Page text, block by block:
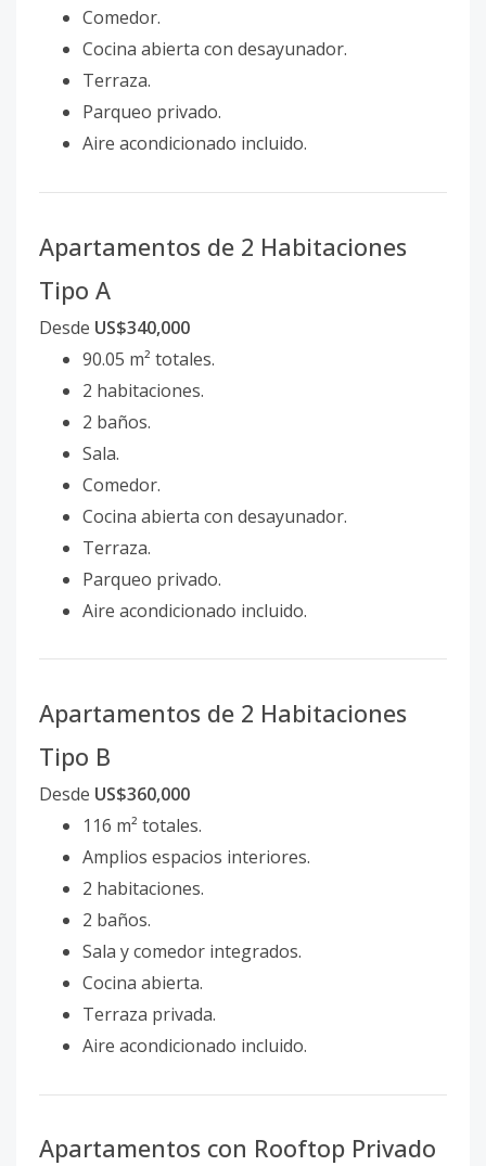
Comedor.
Cocina abierta con desayunador.
Terraza.
Parqueo privado.
Aire acondicionado incluido.
Apartamentos de 2 Habitaciones
Tipo A
Desde US$340,000
90.05 m² totales.
2 habitaciones.
2 baños.
Sala.
Comedor.
Cocina abierta con desayunador.
Terraza.
Parqueo privado.
Aire acondicionado incluido.
Apartamentos de 2 Habitaciones
Tipo B
Desde US$360,000
116 m² totales.
Amplios espacios interiores.
2 habitaciones.
2 baños.
Sala y comedor integrados.
Cocina abierta.
Terraza privada.
Aire acondicionado incluido.
Apartamentos con Rooftop Privado